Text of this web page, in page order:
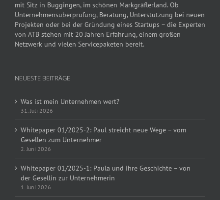
mit Sitz in Buggingen, im schönen Markgräflerland. Ob
Unternehmensüberprüfung, Beratung, Unterstützung bei neuen
Projekten oder bei der Gründung eines Startups – die Experten
von ATB stehen mit 20 Jahren Erfahrung, einem großen
Netzwerk und vielen Servicepaketen bereit.
NEUESTE BEITRÄGE
Was ist mein Unternehmen wert?
31. Juli 2026
Whitepaper 01/2025-2: Paul streicht neue Wege – vom
Gesellen zum Unternehmer
2. Juni 2026
Whitepaper 01/2025-1: Paula und ihre Geschichte – von
der Gesellin zur Unternehmerin
1. Juni 2026